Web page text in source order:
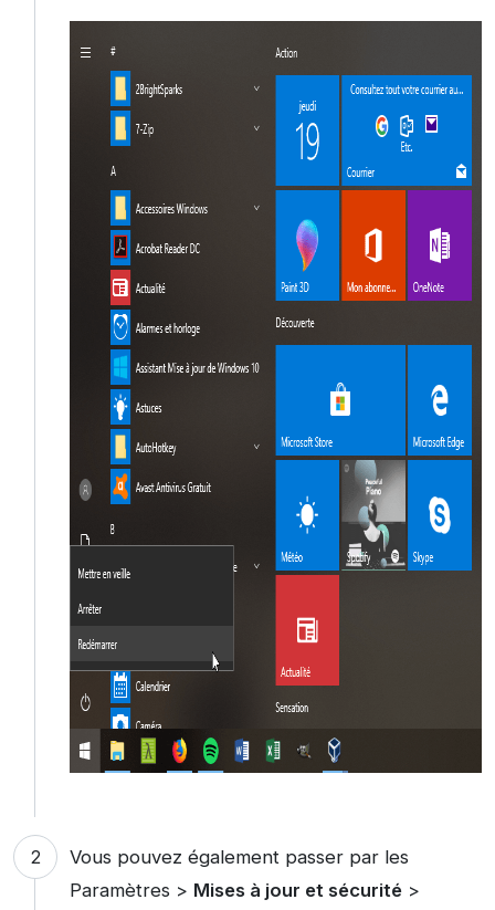
Vous pouvez également passer par les
Paramètres > Mises à jour et sécurité>